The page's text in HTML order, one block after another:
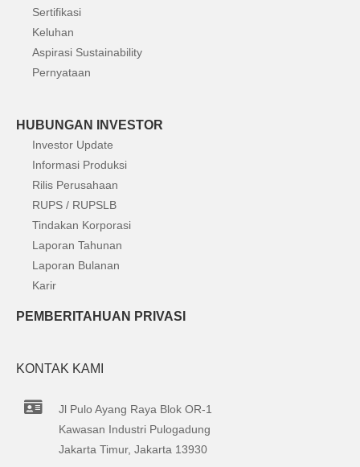
Sertifikasi
Keluhan
Aspirasi Sustainability
Pernyataan
HUBUNGAN INVESTOR
Investor Update
Informasi Produksi
Rilis Perusahaan
RUPS / RUPSLB
Tindakan Korporasi
Laporan Tahunan
Laporan Bulanan
Karir
PEMBERITAHUAN PRIVASI
KONTAK KAMI
Jl Pulo Ayang Raya Blok OR-1
Kawasan Industri Pulogadung
Jakarta Timur, Jakarta 13930